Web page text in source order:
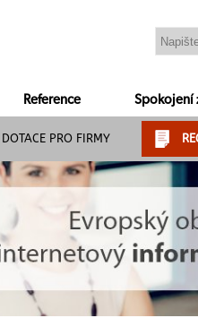
Reference Spokojení
DOTACE PRO FIRMY